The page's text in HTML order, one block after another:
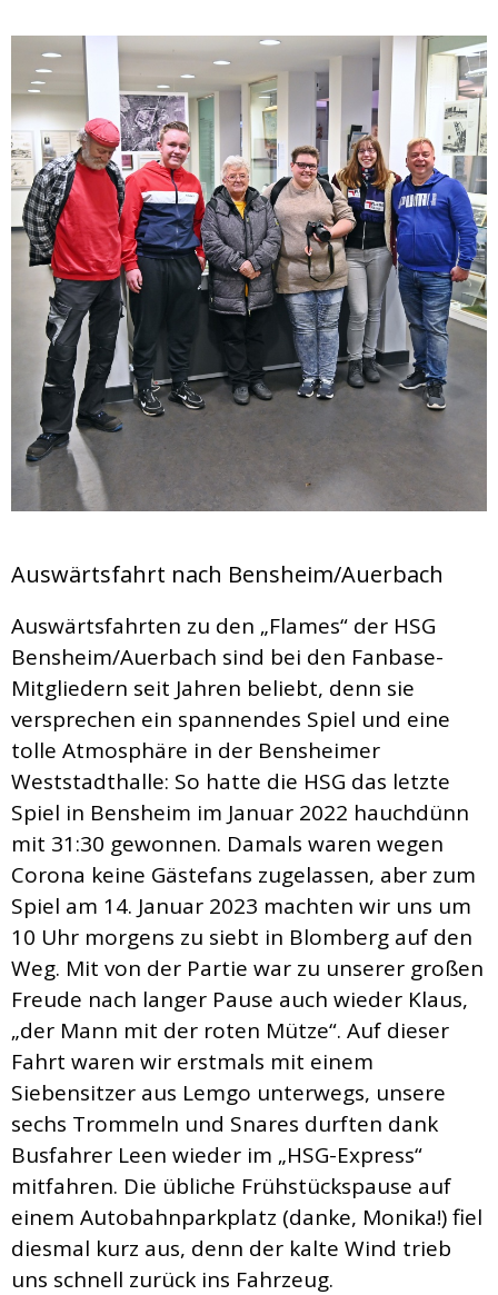
Auswärtsfahrt nach Bensheim/Auerbach
Auswärtsfahrten zu den „Flames“ der HSG
Bensheim/Auerbach sind bei den Fanbase-
Mitgliedern seit Jahren beliebt, denn sie
versprechen ein spannendes Spiel und eine
tolle Atmosphäre in der Bensheimer
Weststadthalle: So hatte die HSG das letzte
Spiel in Bensheim im Januar 2022 hauchdünn
mit 31:30 gewonnen. Damals waren wegen
Corona keine Gästefans zugelassen, aber zum
Spiel am 14. Januar 2023 machten wir uns um
10 Uhr morgens zu siebt in Blomberg auf den
Weg. Mit von der Partie war zu unserer großen
Freude nach langer Pause auch wieder Klaus,
„der Mann mit der roten Mütze“. Auf dieser
Fahrt waren wir erstmals mit einem
Siebensitzer aus Lemgo unterwegs, unsere
sechs Trommeln und Snares durften dank
Busfahrer Leen wieder im „HSG-Express“
mitfahren. Die übliche Frühstückspause auf
einem Autobahnparkplatz (danke, Monika!) fiel
diesmal kurz aus, denn der kalte Wind trieb
uns schnell zurück ins Fahrzeug.